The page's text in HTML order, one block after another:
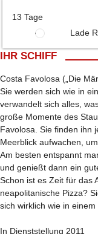
13 Tage
Lade
IHR SCHIFF
Costa Favolosa („Die
Sie werden sich wie in
verwandelt sich alles,
große Momente des
Favolosa. Sie finden ihn
Meerblick aufwachen,
Am besten entspannt
und genießt dann ein
Schon ist es Zeit für das
neapolitanische Pizza?
sich wirklich wie in
In Dienststellung 2011